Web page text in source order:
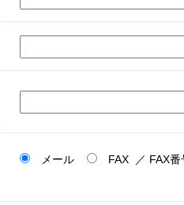
メール FAX ／ FAX